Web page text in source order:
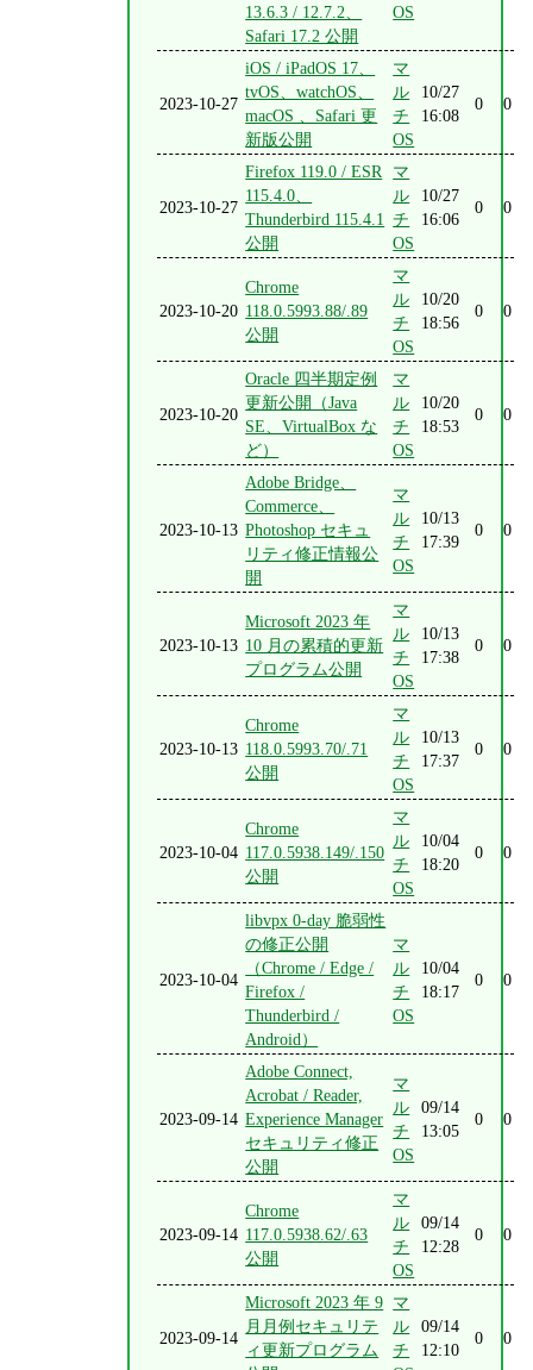
13.6.3 / 12.7.2、
Safari 17.2 公開
OS
2023-10-27
iOS / iPadOS 17、
tvOS、watchOS、
macOS 、Safari 更
新版公開
マ
ル
チ
OS
10/27
16:08
0 0
2023-10-27
Firefox 119.0 / ESR
115.4.0、
Thunderbird 115.4.1
公開
マ
ル
チ
OS
10/27
16:06
0 0
2023-10-20
Chrome
118.0.5993.88/.89
公開
マ
ル
チ
OS
10/20
18:56
0 0
2023-10-20
Oracle 四半期定例
更新公開（Java
SE、VirtualBox な
ど）
マ
ル
チ
OS
10/20
18:53
0 0
2023-10-13
Adobe Bridge、
Commerce、
Photoshop セキュ
リティ修正情報公
開
マ
ル
チ
OS
10/13
17:39
0 0
2023-10-13
Microsoft 2023 年
10 月の累積的更新
プログラム公開
マ
ル
チ
OS
10/13
17:38
0 0
2023-10-13
Chrome
118.0.5993.70/.71
公開
マ
ル
チ
OS
10/13
17:37
0 0
2023-10-04
Chrome
117.0.5938.149/.150
公開
マ
ル
チ
OS
10/04
18:20
0 0
2023-10-04
libvpx 0-day 脆弱性
の修正公開
（Chrome / Edge /
Firefox /
Thunderbird /
Android）
マ
ル
チ
OS
10/04
18:17
0 0
2023-09-14
Adobe Connect,
Acrobat / Reader,
Experience Manager
セキュリティ修正
公開
マ
ル
チ
OS
09/14
13:05
0 0
2023-09-14
Chrome
117.0.5938.62/.63
公開
マ
ル
チ
OS
09/14
12:28
0 0
2023-09-14
Microsoft 2023 年 9
月月例セキュリテ
ィ更新プログラム
マ
ル
チ
09/14
12:10
0 0